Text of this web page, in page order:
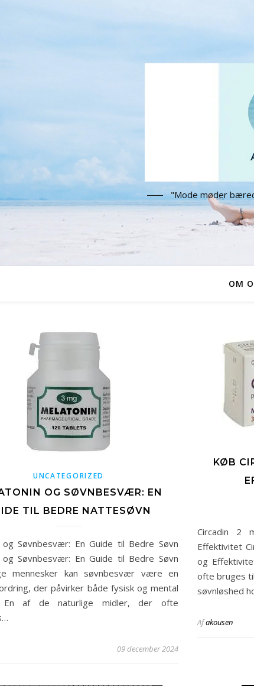
"Mode møder
OM
UNCATEGORIZED
OG SØVNBESVÆR: EN
TIL BEDRE NATTESØVN
og Søvnbesvær: En Guide til Bedre Søvn
og Søvnbesvær: En Guide til Bedre Søvn
mennesker kan søvnbesvær være en
der påvirker både fysisk og mental
En af de naturlige midler, der ofte
09 december 2024
KØB
Circadin 2
Effektivitet
og
ofte bruges
søvnløshed
Afakousen